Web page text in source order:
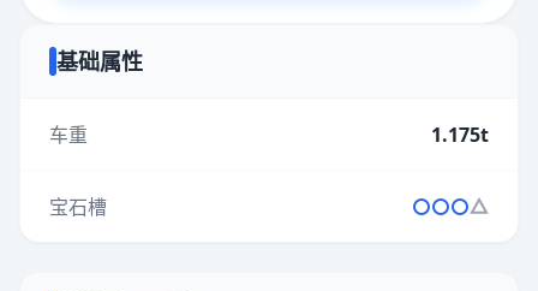
基础属性
车重 1.175t
宝石槽